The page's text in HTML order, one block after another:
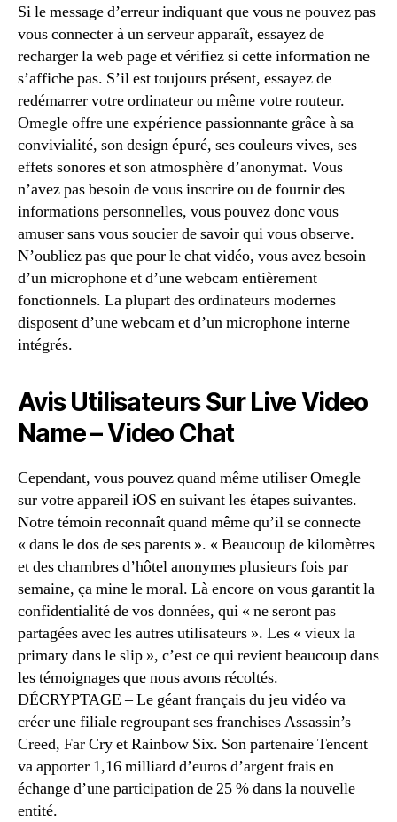
Si le message d’erreur indiquant que vous ne pouvez pas
vous connecter à un serveur apparaît, essayez de
recharger la web page et vérifiez si cette information ne
s’affiche pas. S’il est toujours présent, essayez de
redémarrer votre ordinateur ou même votre routeur.
Omegle offre une expérience passionnante grâce à sa
convivialité, son design épuré, ses couleurs vives, ses
effets sonores et son atmosphère d’anonymat. Vous
n’avez pas besoin de vous inscrire ou de fournir des
informations personnelles, vous pouvez donc vous
amuser sans vous soucier de savoir qui vous observe.
N’oubliez pas que pour le chat vidéo, vous avez besoin
d’un microphone et d’une webcam entièrement
fonctionnels. La plupart des ordinateurs modernes
disposent d’une webcam et d’un microphone interne
intégrés.
Avis Utilisateurs Sur Live Video
Name – Video Chat
Cependant, vous pouvez quand même utiliser Omegle
sur votre appareil iOS en suivant les étapes suivantes.
Notre témoin reconnaît quand même qu’il se connecte
« dans le dos de ses parents ». « Beaucoup de kilomètres
et des chambres d’hôtel anonymes plusieurs fois par
semaine, ça mine le moral. Là encore on vous garantit la
confidentialité de vos données, qui « ne seront pas
partagées avec les autres utilisateurs ». Les « vieux la
primary dans le slip », c’est ce qui revient beaucoup dans
les témoignages que nous avons récoltés.
DÉCRYPTAGE – Le géant français du jeu vidéo va
créer une filiale regroupant ses franchises Assassin’s
Creed, Far Cry et Rainbow Six. Son partenaire Tencent
va apporter 1,16 milliard d’euros d’argent frais en
échange d’une participation de 25 % dans la nouvelle
entité.